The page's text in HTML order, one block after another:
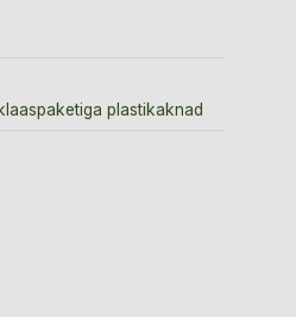
plastikaknad